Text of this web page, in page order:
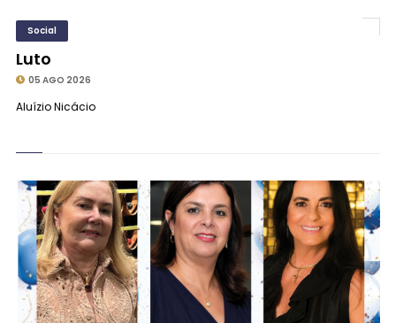
Social
Luto
05 AGO 2026
Aluízio Nicácio